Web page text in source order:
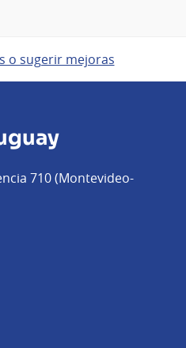
o sugerir mejoras
710 (Montevideo-